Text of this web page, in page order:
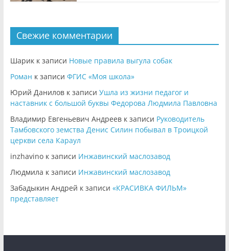
Свежие комментарии
Шарикк записи Новые правила выгула собак
Роман к записи ФГИС «Моя школа»
Юрий Даниловк записи Ушла из жизни педагог и
наставник с большой буквы Федорова Людмила Павловна
Владимир Евгеньевич Андреевк записи Руководитель
Тамбовского земства Денис Силин побывал в Троицкой
церкви села Караул
inzhavinoк записи Инжавинский маслозавод
Людмила к записи Инжавинский маслозавод
Забадыкин Андрей к записи «КРАСИВКА ФИЛЬМ»
представляет